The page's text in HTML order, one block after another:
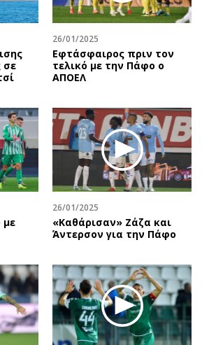
Γενικά
Αναδρομές
Πρόσωπα
Περιβάλλον
Γυναίκα
Showbiz
Ταξίδια
Συνταγές
Έξοδος
Media
Εκπομπές
Podcasts
Uncut
Προσφορές
Προσωπικότητες στην ''Κ''
σε
26/01/2025
Εφτάσφαιρος πριν τον
τελικό με την Πάφο ο
ΑΠΟΕΛ
με
26/01/2025
«Καθάρισαν» Ζάζα και
Άντερσον για την Πάφο